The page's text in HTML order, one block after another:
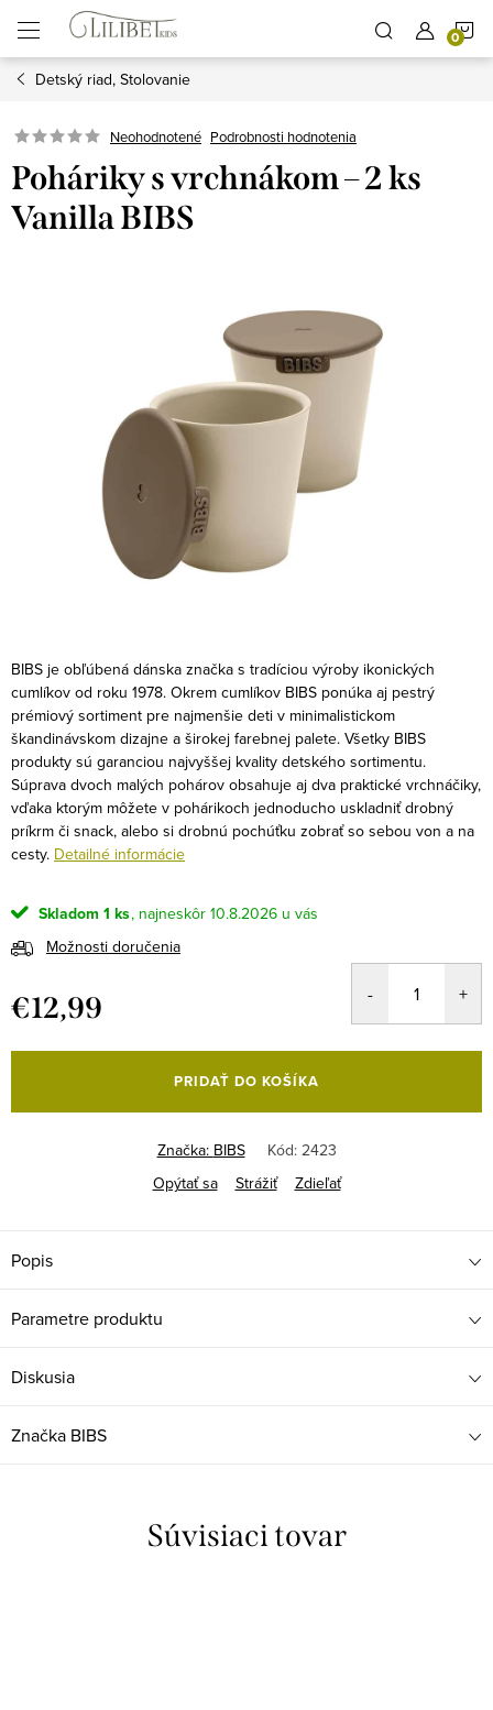
obsah
Detský riad, Stolovanie
Neohodnotené Podrobnosti hodnotenia
Poháriky s vrchnákom – 2 ks
Vanilla BIBS
BIBS je obľúbená dánska značka s tradíciou výroby ikonických
cumlíkov od roku 1978. Okrem cumlíkov BIBS ponúka aj pestrý
prémiový sortiment pre najmenšie deti v minimalistickom
škandinávskom dizajne a širokej farebnej palete. Všetky BIBS
produkty sú garanciou najvyššej kvality detského sortimentu.
Súprava dvoch malých pohárov obsahuje aj dva praktické vrchnáčiky,
vďaka ktorým môžete v pohárikoch jednoducho uskladniť drobný
príkrm či snack, alebo si drobnú pochúťku zobrať so sebou von a na
cesty. Detailné informácie
Skladom 1 ks
10.8.2026
Možnosti doručenia
€12,99
cena:
PRIDAŤ DO KOŠÍKA
Značka: BIBS Kód: 2423
Opýtať sa
Strážiť Zdieľať
Popis
Parametre produktu
Diskusia
Značka BIBS
Súvisiaci tovar